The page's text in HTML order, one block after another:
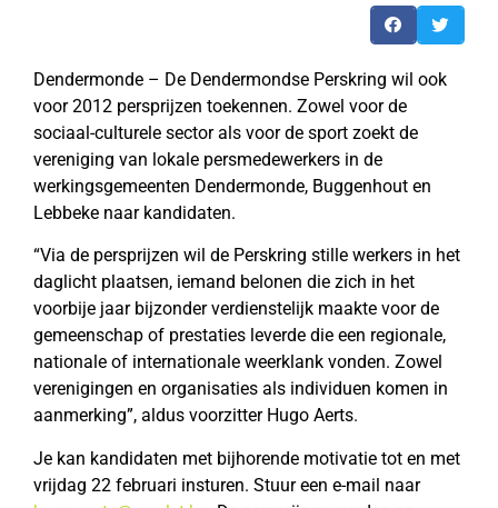
Dendermonde – De Dendermondse Perskring wil ook
voor 2012 persprijzen toekennen. Zowel voor de
sociaal-culturele sector als voor de sport zoekt de
vereniging van lokale persmedewerkers in de
werkingsgemeenten Dendermonde, Buggenhout en
Lebbeke naar kandidaten.
“Via de persprijzen wil de Perskring stille werkers in het
daglicht plaatsen, iemand belonen die zich in het
voorbije jaar bijzonder verdienstelijk maakte voor de
gemeenschap of prestaties leverde die een regionale,
nationale of internationale weerklank vonden. Zowel
verenigingen en organisaties als individuen komen in
aanmerking”, aldus voorzitter Hugo Aerts.
Je kan kandidaten met bijhorende motivatie tot en met
vrijdag 22 februari insturen. Stuur een e-mail naar